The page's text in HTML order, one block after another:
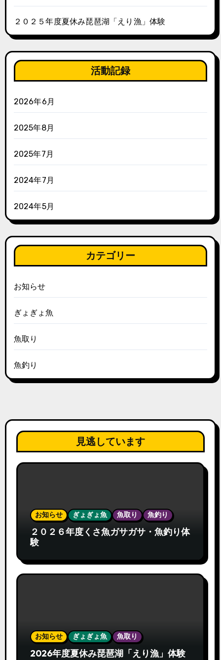
２０２５年度夏休み琵琶湖「えり漁」体験
活動記録
2026年6月
2025年8月
2025年7月
2024年7月
2024年5月
カテゴリー
お知らせ
ぎょぎょ魚
魚取り
魚釣り
見逃しています
お知らせ ぎょぎょ魚 魚取り 魚釣り
２０２６年度くさ魚ガサガサ・魚釣り体
験
お知らせ ぎょぎょ魚 魚取り
2026年度夏休み琵琶湖「えり漁」体験